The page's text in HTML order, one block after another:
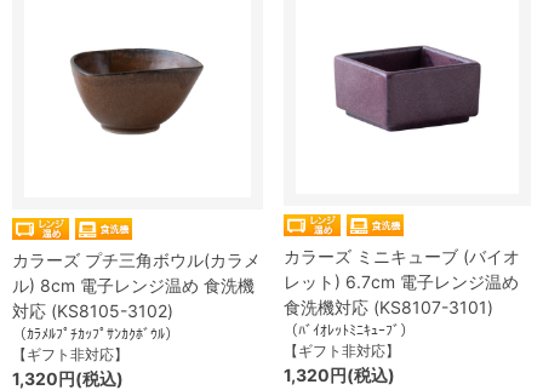
カラーズ プチ三角ボウル(カラメ
ル) 8cm 電子レンジ温め 食洗機
対応 (KS8105-3102)
（ｶﾗﾒﾙﾌﾟﾁｶｯﾌﾟｻﾝｶｸﾎﾞｳﾙ）
【ギフト非対応】
1,320円(税込)
カラーズ ミニキューブ (バイオ
レット) 6.7cm 電子レンジ温め
食洗機対応 (KS8107-3101)
（ﾊﾞｲｵﾚｯﾄﾐﾆｷｭｰﾌﾞ）
【ギフト非対応】
1,320円(税込)